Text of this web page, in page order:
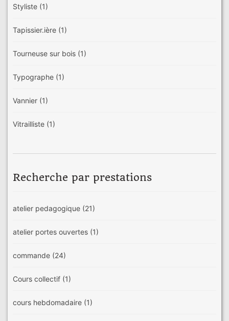
Styliste (1)
Tapissier.ière (1)
Tourneuse sur bois (1)
Typographe (1)
Vannier (1)
Vitrailliste (1)
Recherche par prestations
atelier pedagogique (21)
atelier portes ouvertes (1)
commande (24)
Cours collectif (1)
cours hebdomadaire (1)